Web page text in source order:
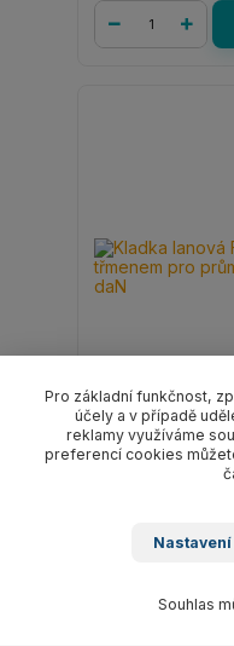
Kladka lanová
pro průměr lana
1 009 Kčbez DPH
Pro základní funkčnost,
účely a v případě
reklamy využíváme
preferencí cookies
Nastavení
Souhlas